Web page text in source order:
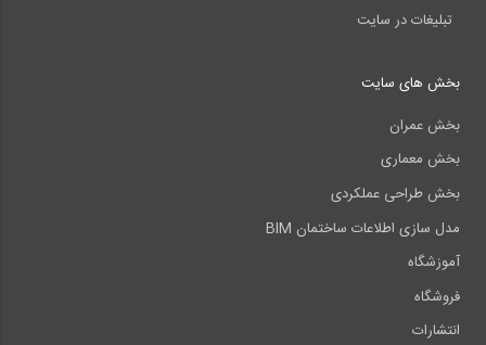
تبلیغات در سایت
بخش های سایت
بخش عمران
بخش معماری
بخش طراحی عملکردی
مدل سازی اطلاعات ساختمان BIM
آموزشگاه
فروشگاه
انتشارات